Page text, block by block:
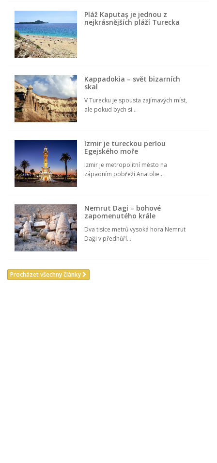
Pláž Kaputaş je jednou z
nejkrásnějších pláží Turecka
Kappadokia – svět bizarních
skal
V Turecku je spousta zajímavých míst,
ale pokud bych si...
Izmir je tureckou perlou
Egejského moře
Izmir je metropolitní město na
západním pobřeží Anatolie...
Nemrut Dagi – bohové
zapomenutého krále
Dva tisíce metrů vysoká hora Nemrut
Daği v předhůří...
Procházet všechny články